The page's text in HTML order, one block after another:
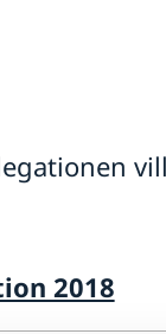
2018